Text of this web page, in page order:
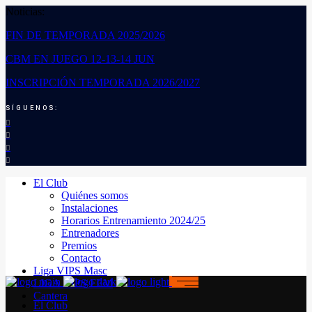
Noticias:
FIN DE TEMPORADA 2025/2026
CBM EN JUEGO 12-13-14 JUN
INSCRIPCIÓN TEMPORADA 2026/2027
SÍGUENOS:
El Club
Quiénes somos
Instalaciones
Horarios Entrenamiento 2024/25
Entrenadores
Premios
Contacto
Liga VIPS Masc
LIGA VIPS FEM
Cantera
El Club